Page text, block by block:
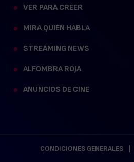
VER PARA CREER
MIRA QUIÉN HABLA
STREAMING NEWS
ALFOMBRA ROJA
ANUNCIOS DE CINE
CONDICIONES GENERALES